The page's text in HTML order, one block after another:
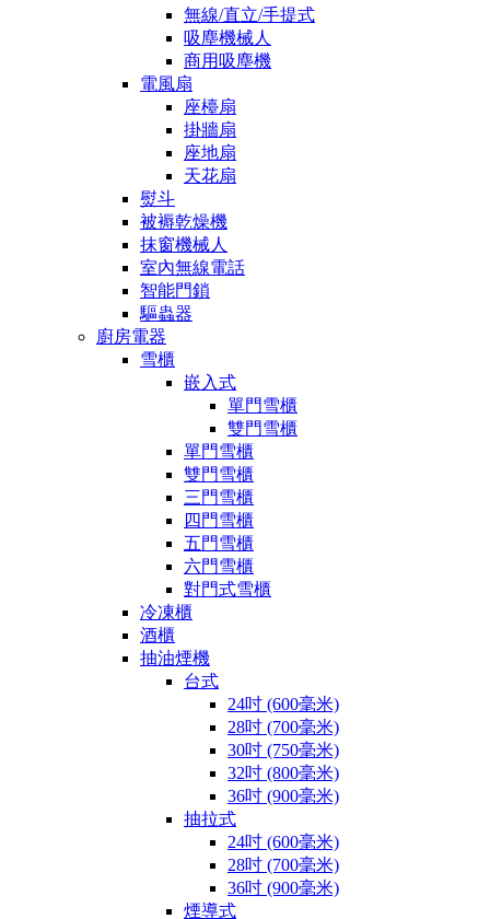
無線/直立/手提式
吸塵機械人
商用吸塵機
電風扇
座檯扇
掛牆扇
座地扇
天花扇
熨斗
被褥乾燥機
抹窗機械人
室內無線電話
智能門鎖
驅蟲器
廚房電器
雪櫃
嵌入式
單門雪櫃
雙門雪櫃
單門雪櫃
雙門雪櫃
三門雪櫃
四門雪櫃
五門雪櫃
六門雪櫃
對門式雪櫃
冷凍櫃
酒櫃
抽油煙機
台式
24吋 (600毫米)
28吋 (700毫米)
30吋 (750毫米)
32吋 (800毫米)
36吋 (900毫米)
抽拉式
24吋 (600毫米)
28吋 (700毫米)
36吋 (900毫米)
煙導式